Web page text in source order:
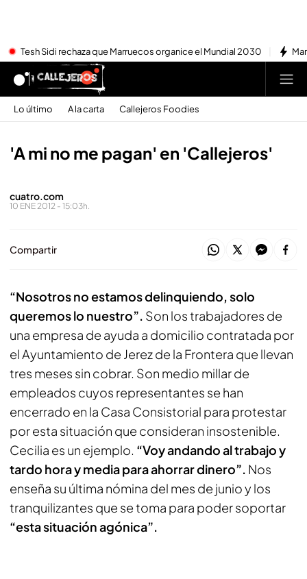
Tesh Sidi rechaza que Marruecos organice el Mundial 2030
Lo último A la carta Callejeros Foodies
'A mi no me pagan' en 'Callejeros'
cuatro.com
10 ENE 2012 - 15:03h.
Compartir
“Nosotros no estamos delinquiendo, solo
queremos lo nuestro”. Son los trabajadores de
una empresa de ayuda a domicilio contratada por
el Ayuntamiento de Jerez de la Frontera que llevan
tres meses sin cobrar. Son medio millar de
empleados cuyos representantes se han
encerrado en la Casa Consistorial para protestar
por esta situación que consideran insostenible.
Cecilia es un ejemplo. “Voy andando al trabajo y
tardo hora y media para ahorrar dinero”. Nos
enseña su última nómina del mes de junio y los
tranquilizantes que se toma para poder soportar
“esta situación agónica”.